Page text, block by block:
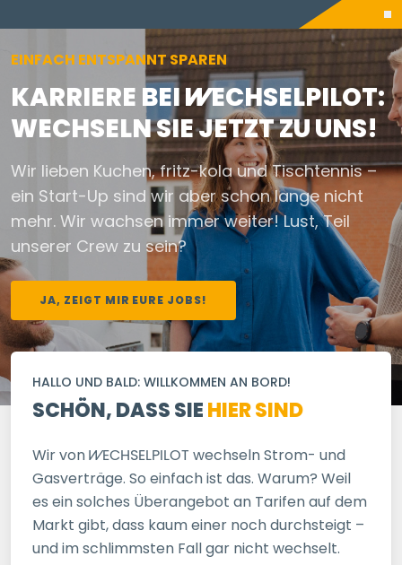
EINFACH ENTSPANNT SPAREN
KARRIERE BEIWECHSELPILOT:
WECHSELN SIE JETZT ZU UNS!
Wir lieben Kuchen, fritz-kola und Tischtennis –
ein Start-Up sind wir aber schon lange nicht
mehr. Wir wachsen immer weiter! Lust, Teil
unserer Crew zu sein?
JA, ZEIGT MIR EURE JOBS!
HALLO UND BALD: WILLKOMMEN AN BORD!
SCHÖN, DASS SIEHIER SIND
Wir vonWECHSELPILOT wechseln Strom- und
Gasverträge. So einfach ist das. Warum? Weil
es ein solches Überangebot an Tarifen auf dem
Markt gibt, dass kaum einer noch durchsteigt –
und im schlimmsten Fall gar nicht wechselt.